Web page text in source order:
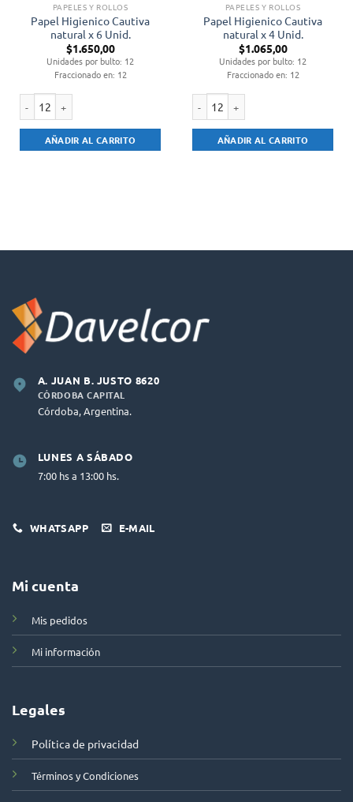
PAPELES Y ROLLOS
Papel Higienico Cautiva
natural x 6 Unid.
$1.650,00
Unidades por bulto: 12
Fraccionado en: 12
AÑADIR AL CARRITO
PAPELES Y ROLLOS
Papel Higienico Cautiva
natural x 4 Unid.
$1.065,00
Unidades por bulto: 12
Fraccionado en: 12
AÑADIR AL CARRITO
A. JUAN B. JUSTO 8620
CÓRDOBA CAPITAL
Córdoba, Argentina.
LUNES A SÁBADO
7:00 hs a 13:00 hs.
WHATSAPP E-MAIL
Mi cuenta
Mis pedidos
Mi información
Legales
Política de privacidad
Términos y Condiciones